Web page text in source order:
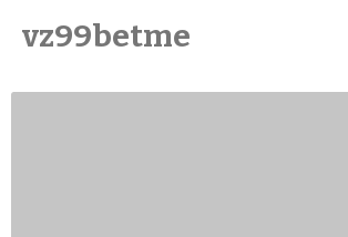
vz99betme